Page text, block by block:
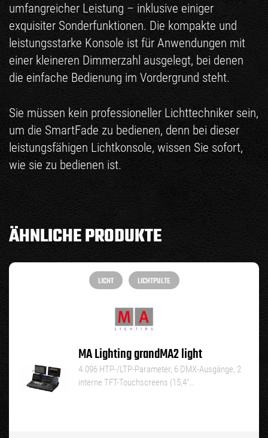
umfangreicher Leistung – inklusive einiger
exquisiter Sonderfunktionen. Die kompakte und
leistungsstarke Konsole ist für Anwendungen mit
einer kleineren Dimmerzahl ausgelegt, bei denen
die einfache Bedienung im Vordergrund steht.
Sie müssen kein professioneller Lichttechniker sein,
um die SmartFade zu bedienen, denn bei dieser
leistungsfähigen Lichtkonsole, wissen Sie sofort,
wie sie zu bedienen ist.
ÄHNLICHE PRODUKTE
LICHT LICHTPULTE
MA Lighting grandMA2 light
4.096 HTP-/LTP-Parameter, 6 DMX-Ausgänge, 2
interne TFT-Touchscreens (15,4″…